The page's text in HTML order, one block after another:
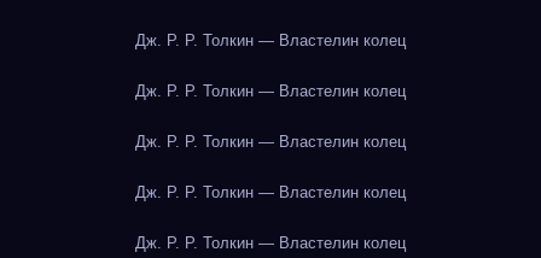
Дж. Р. Р. Толкин — Властелин колец
Дж. Р. Р. Толкин — Властелин колец
Дж. Р. Р. Толкин — Властелин колец
Дж. Р. Р. Толкин — Властелин колец
Дж. Р. Р. Толкин — Властелин колец